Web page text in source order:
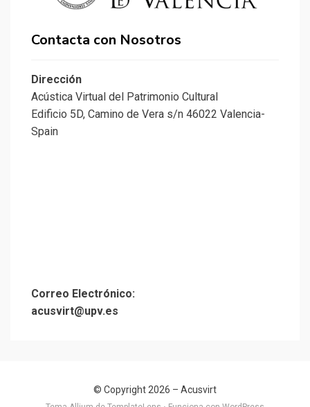
Contacta con Nosotros
Dirección
Acústica Virtual del Patrimonio Cultural
Edificio 5D, Camino de Vera s/n 46022 Valencia-
Spain
Correo Electrónico:
acusvirt@upv.es
© Copyright 2026 – Acusvirt